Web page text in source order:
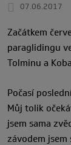
07.06.2017
Začátkem
paraglidingu
Tolminu a
Počasí
Můj tolik
jsem sama
závodem